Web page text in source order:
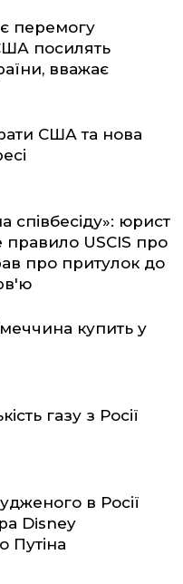
перемогу
посилять
вважає
США та нова
співбесіду»: юрист
USCIS про
про притулок до
купить у
газу з Росії
в Росії
Disney
Путіна